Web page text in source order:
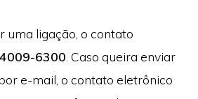
uma ligação, o contato
6300 . Caso queira enviar
e-mail, o contato eletrônico